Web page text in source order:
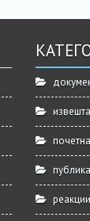
почетна
реакции